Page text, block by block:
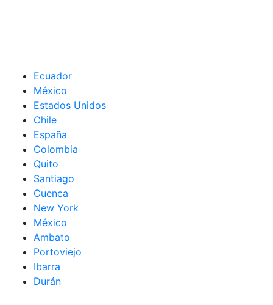
Ecuador
México
Estados Unidos
Chile
España
Colombia
Quito
Santiago
Cuenca
New York
México
Ambato
Portoviejo
Ibarra
Durán